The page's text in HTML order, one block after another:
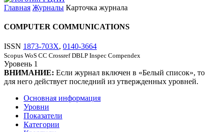
Главная Журналы Карточка журнала
COMPUTER COMMUNICATIONS
ISSN 1873-703X, 0140-3664
Scopus WoS CC Crossref DBLP Inspec Compendex
Уровень 1
ВНИМАНИЕ: Если журнал включен в «Белый список», то
для него действует последний из утвержденных уровней.
Основная информация
Уровни
Показатели
Категории